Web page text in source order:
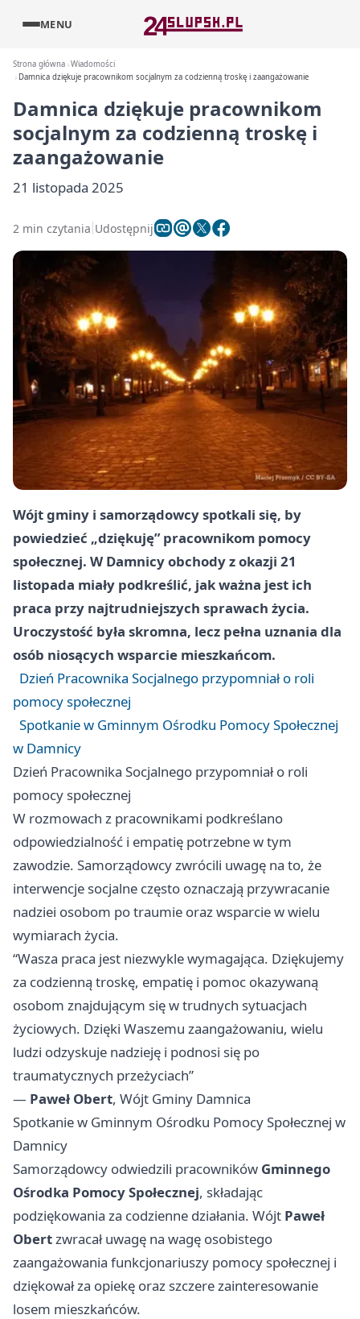
MENU
Strona główna Wiadomości
Damnica dziękuje pracownikom socjalnym za codzienną troskę i zaangażowanie
Damnica dziękuje pracownikom
socjalnym za codzienną troskę i
zaangażowanie
21 listopada 2025
2 min czytania Udostępnij
Wójt gminy i samorządowcy spotkali się, by
powiedzieć „dziękuję” pracownikom pomocy
społecznej. W Damnicy obchody z okazji 21
listopada miały podkreślić, jak ważna jest ich
praca przy najtrudniejszych sprawach życia.
Uroczystość była skromna, lecz pełna uznania dla
osób niosących wsparcie mieszkańcom.
Dzień Pracownika Socjalnego przypomniał o roli
pomocy społecznej
Spotkanie w Gminnym Ośrodku Pomocy Społecznej
w Damnicy
Dzień Pracownika Socjalnego przypomniał o roli
pomocy społecznej
W rozmowach z pracownikami podkreślano
odpowiedzialność i empatię potrzebne w tym
zawodzie. Samorządowcy zwrócili uwagę na to, że
interwencje socjalne często oznaczają przywracanie
nadziei osobom po traumie oraz wsparcie w wielu
wymiarach życia.
“Wasza praca jest niezwykle wymagająca. Dziękujemy
za codzienną troskę, empatię i pomoc okazywaną
osobom znajdującym się w trudnych sytuacjach
życiowych. Dzięki Waszemu zaangażowaniu, wielu
ludzi odzyskuje nadzieję i podnosi się po
traumatycznych przeżyciach”
— Paweł Obert, Wójt Gminy Damnica
Spotkanie w Gminnym Ośrodku Pomocy Społecznej w
Damnicy
Samorządowcy odwiedzili pracowników Gminnego
Ośrodka Pomocy Społecznej, składając
podziękowania za codzienne działania. Wójt Paweł
Obertzwracał uwagę na wagę osobistego
zaangażowania funkcjonariuszy pomocy społecznej i
dziękował za opiekę oraz szczere zainteresowanie
losem mieszkańców.